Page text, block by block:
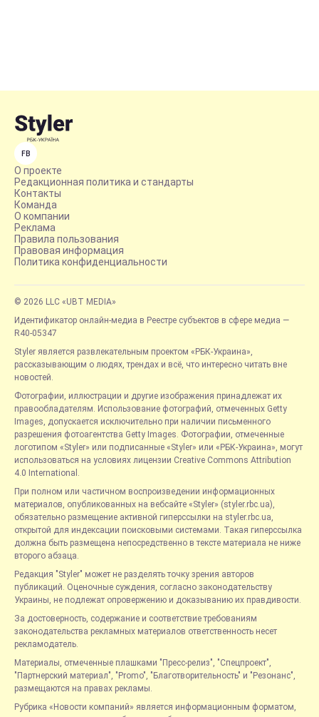
FB
О проекте
Редакционная политика и стандарты
Контакты
Команда
О компании
Реклама
Правила пользования
Правовая информация
Политика конфиденциальности
© 2026 LLC «UBT MEDIA»
Идентификатор онлайн-медиа в Реестре субъектов в сфере медиа —
R40-05347
Styler является развлекательным проектом «РБК-Украина»,
рассказывающим о людях, трендах и всё, что интересно читать вне
новостей.
Фотографии, иллюстрации и другие изображения принадлежат их
правообладателям. Использование фотографий, отмеченных Getty
Images, допускается исключительно при наличии письменного
разрешения фотоагентства Getty Images. Фотографии, отмеченные
логотипом «Styler» или подписанные «Styler» или «РБК-Украина», могут
использоваться на условиях лицензии Creative Commons Attribution
4.0 International.
При полном или частичном воспроизведении информационных
материалов, опубликованных на вебсайте «Styler» (styler.rbc.ua),
обязательно размещение активной гиперссылки на styler.rbc.ua,
открытой для индексации поисковыми системами. Такая гиперссылка
должна быть размещена непосредственно в тексте материала не ниже
второго абзаца.
Редакция "Styler" может не разделять точку зрения авторов
публикаций. Оценочные суждения, согласно законодательству
Украины, не подлежат опровержению и доказыванию их правдивости.
За достоверность, содержание и соответствие требованиям
законодательства рекламных материалов ответственность несет
рекламодатель.
Материалы, отмеченные плашками "Пресс-релиз", "Спецпроект",
"Партнерский материал", "Promo", "Благотворительность" и "Резонанс",
размещаются на правах рекламы.
Рубрика «Новости компаний» является информационным форматом,